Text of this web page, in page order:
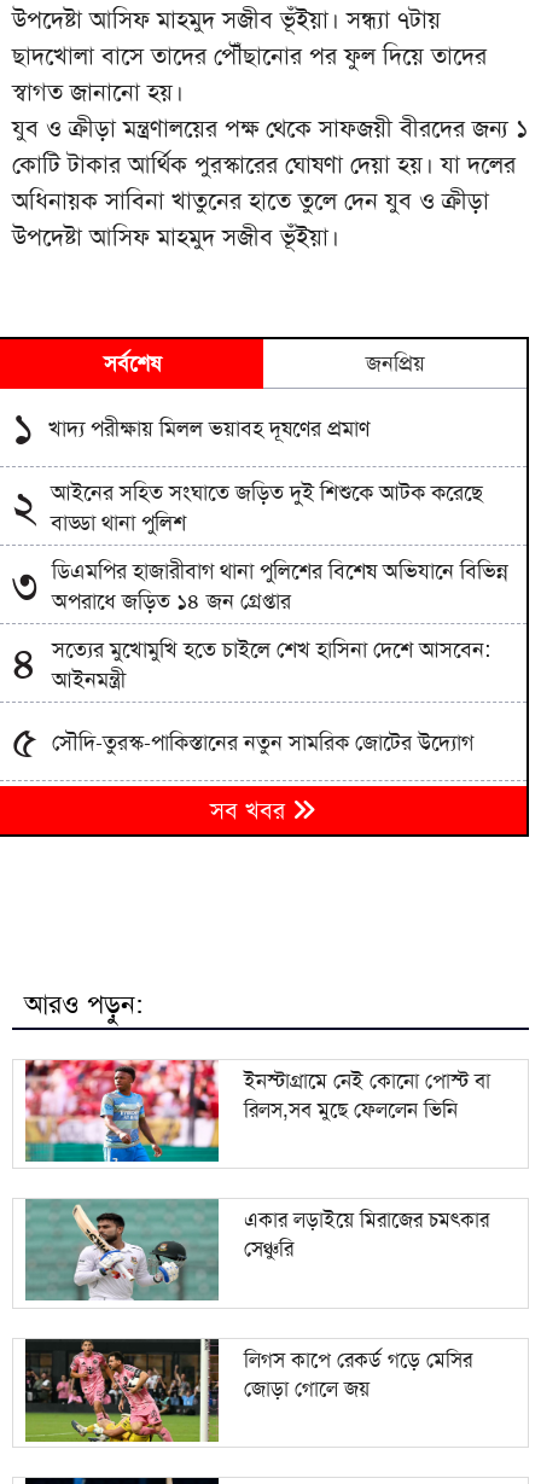
উপদেষ্টা আসিফ মাহমুদ সজীব ভূঁইয়া। সন্ধ্যা ৭টায়
ছাদখোলা বাসে তাদের পৌঁছানোর পর ফুল দিয়ে তাদের
স্বাগত জানানো হয়।
যুব ও ক্রীড়া মন্ত্রণালয়ের পক্ষ থেকে সাফজয়ী বীরদের জন্য ১
কোটি টাকার আর্থিক পুরস্কারের ঘোষণা দেয়া হয়। যা দলের
অধিনায়ক সাবিনা খাতুনের হাতে তুলে দেন যুব ও ক্রীড়া
উপদেষ্টা আসিফ মাহমুদ সজীব ভূঁইয়া।
সর্বশেষ জনপ্রিয়
১ খাদ্য পরীক্ষায় মিলল ভয়াবহ দূষণের প্রমাণ
২
আইনের সহিত সংঘাতে জড়িত দুই শিশুকে আটক করেছে
বাড্ডা থানা পুলিশ
৩ ডিএমপির হাজারীবাগ থানা পুলিশের বিশেষ অভিযানে বিভিন্ন
অপরাধে জড়িত ১৪ জন গ্রেপ্তার
৪
সত্যের মুখোমুখি হতে চাইলে শেখ হাসিনা দেশে আসবেন:
আইনমন্ত্রী
৫ সৌদি-তুরস্ক-পাকিস্তানের নতুন সামরিক জোটের উদ্যোগ
মেহেরপুর সীমান্তে ৫ জনকে পুশইনের চেষ্টা, বিজিবির
প্রতিরোধ
গ্রেপ্তার
৯ ফলাফল জানবেন যেভাবে
১০ সেপ্টেম্বরে যুক্তরাষ্ট্র সফরে যাচ্ছেন প্রধানমন্ত্রী
সব খবর
আরও পড়ুন:
ইনস্টাগ্রামে নেই কোনো পোস্ট বা
রিলস,সব মুছে ফেললেন ভিনি
একার লড়াইয়ে মিরাজের চমৎকার
সেঞ্চুরি
লিগস কাপে রেকর্ড গড়ে মেসির
জোড়া গোলে জয়